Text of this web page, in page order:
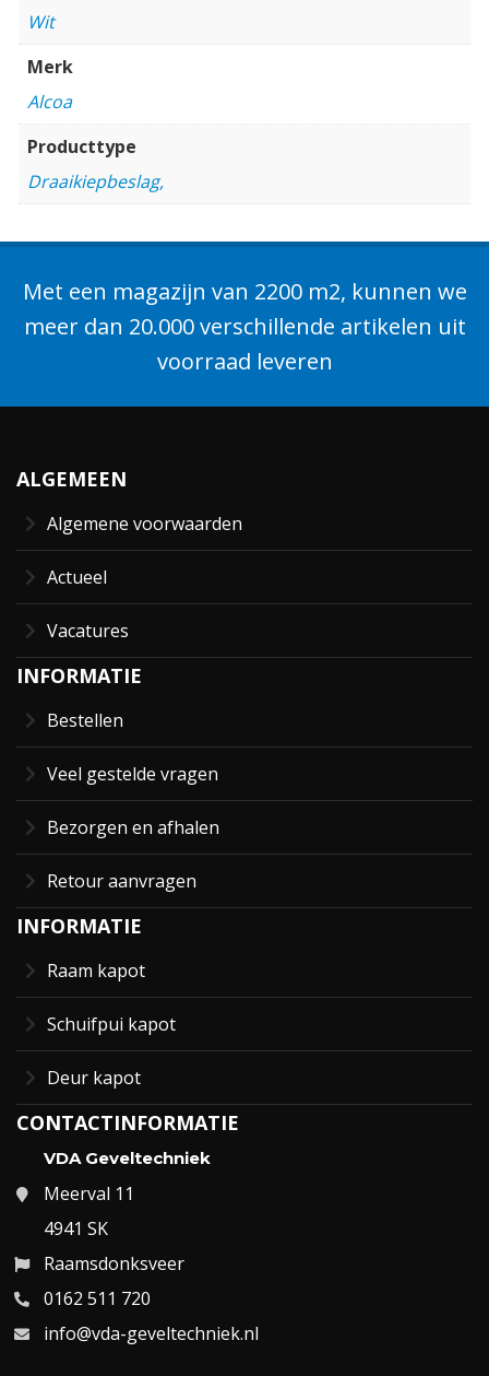
Wit
Merk
Alcoa
Producttype
Draaikiepbeslag,
Met een magazijn van 2200 m2, kunnen we
meer dan 20.000 verschillende artikelen uit
voorraad leveren
ALGEMEEN
Algemene voorwaarden
Actueel
Vacatures
INFORMATIE
Bestellen
Veel gestelde vragen
Bezorgen en afhalen
Retour aanvragen
INFORMATIE
Raam kapot
Schuifpui kapot
Deur kapot
CONTACTINFORMATIE
VDA Geveltechniek
Meerval 11
4941 SK
Raamsdonksveer
0162 511 720
info@vda-geveltechniek.nl